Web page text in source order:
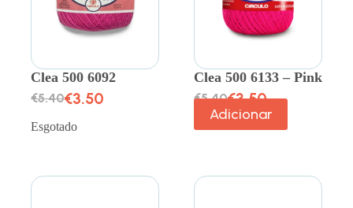
Clea 500 6092
€5.40€3.50
Esgotado
Clea 500 6133 – Pink
€5.40€3.50
Adicionar